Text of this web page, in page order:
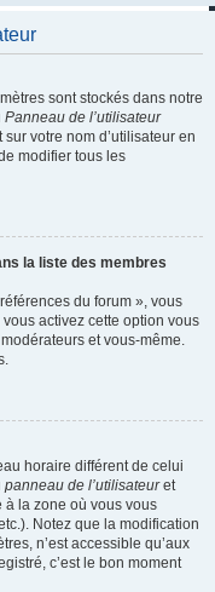
sont stockés dans notre
Panneau de l’utilisateur
votre nom d’utilisateur en
modifier tous les
la liste des membres
du forum », vous
vous activez cette option vous
et vous-même.
horaire différent de celui
panneau de l’utilisateuret
à la zone où vous vous
Notez que la modification
n’est accessible qu’aux
c’est le bon moment